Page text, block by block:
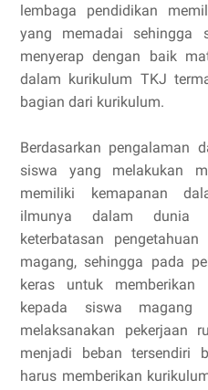
lembaga pendidikan
yang memadai sehingga
menyerap dengan baik
dalam kurikulum TKJ
bagian dari kurikulum.
Berdasarkan pengalaman
siswa yang melakukan
memiliki kemapanan
ilmunya dalam dunia
keterbatasan
magang, sehingga pada
keras untuk memberikan
kepada siswa magang
melaksanakan pekerjaan
menjadi beban tersendiri
harus memberikan